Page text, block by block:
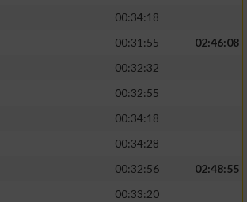
00:34:18
00:31:55
02:46:08
00:32:32
00:32:55
00:34:18
00:34:28
00:32:56
02:48:55
00:33:20